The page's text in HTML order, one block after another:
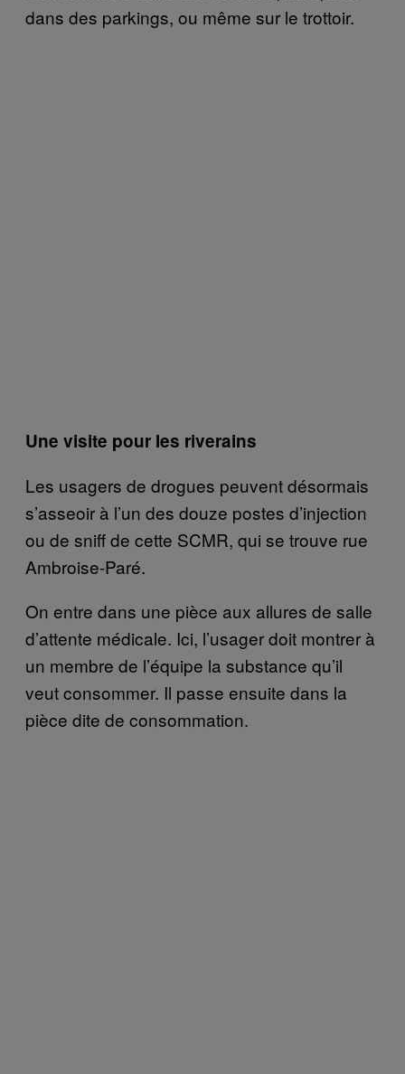
dans des parkings, ou même sur le trottoir.
Une visite pour les riverains
Les usagers de drogues peuvent désormais
s’asseoir à l’un des douze postes d’injection
ou de sniff de cette SCMR, qui se trouve rue
Ambroise-Paré.
On entre dans une pièce aux allures de salle
d’attente médicale. Ici, l’usager doit montrer à
un membre de l’équipe la substance qu’il
veut consommer. Il passe ensuite dans la
pièce dite de consommation.